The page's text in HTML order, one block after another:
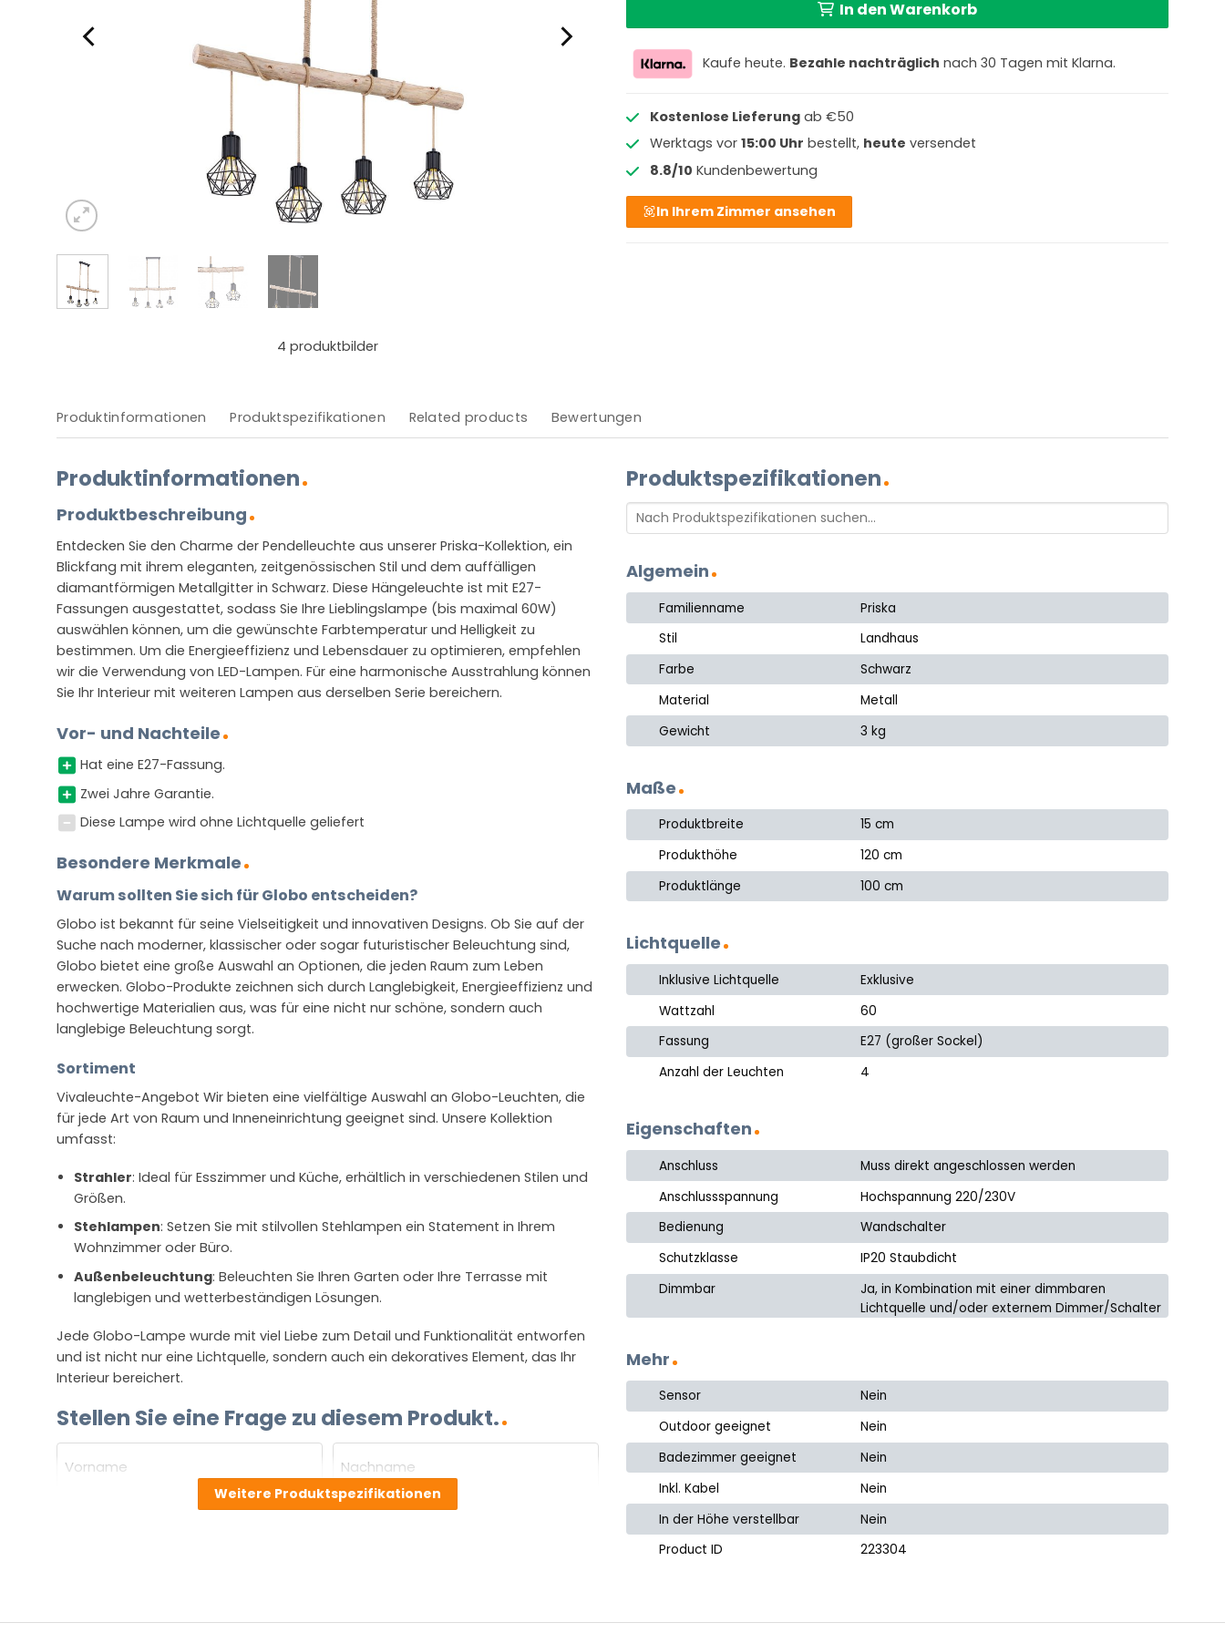
4 produktbilder
In den Warenkorb
Kaufe heute. Bezahle nachträglich nach 30 Tagen mit Klarna.
Kostenlose Lieferungab €50
Werktags vor 15:00 Uhr bestellt, heute versendet
8.8/10 Kundenbewertung
In Ihrem Zimmer ansehen
Produktinformationen Produktspezifikationen Related products Bewertungen
Produktinformationen
Produktbeschreibung
Entdecken Sie den Charme der Pendelleuchte aus unserer Priska-Kollektion, ein
Blickfang mit ihrem eleganten, zeitgenössischen Stil und dem auffälligen
diamantförmigen Metallgitter in Schwarz. Diese Hängeleuchte ist mit E27-
Fassungen ausgestattet, sodass Sie Ihre Lieblingslampe (bis maximal 60W)
auswählen können, um die gewünschte Farbtemperatur und Helligkeit zu
bestimmen. Um die Energieeffizienz und Lebensdauer zu optimieren, empfehlen
wir die Verwendung von LED-Lampen. Für eine harmonische Ausstrahlung können
Sie Ihr Interieur mit weiteren Lampen aus derselben Serie bereichern.
Vor- und Nachteile
Hat eine E27-Fassung.
Zwei Jahre Garantie.
Diese Lampe wird ohne Lichtquelle geliefert
Besondere Merkmale
Warum sollten Sie sich für Globo entscheiden?
Globo ist bekannt für seine Vielseitigkeit und innovativen Designs. Ob Sie auf der
Suche nach moderner, klassischer oder sogar futuristischer Beleuchtung sind,
Globo bietet eine große Auswahl an Optionen, die jeden Raum zum Leben
erwecken. Globo-Produkte zeichnen sich durch Langlebigkeit, Energieeffizienz und
hochwertige Materialien aus, was für eine nicht nur schöne, sondern auch
langlebige Beleuchtung sorgt.
Sortiment
Vivaleuchte-Angebot Wir bieten eine vielfältige Auswahl an Globo-Leuchten, die
für jede Art von Raum und Inneneinrichtung geeignet sind. Unsere Kollektion
umfasst:
Strahler: Ideal für Esszimmer und Küche, erhältlich in verschiedenen Stilen und
Größen.
Stehlampen: Setzen Sie mit stilvollen Stehlampen ein Statement in Ihrem
Wohnzimmer oder Büro.
Außenbeleuchtung: Beleuchten Sie Ihren Garten oder Ihre Terrasse mit
langlebigen und wetterbeständigen Lösungen.
Jede Globo-Lampe wurde mit viel Liebe zum Detail und Funktionalität entworfen
und ist nicht nur eine Lichtquelle, sondern auch ein dekoratives Element, das Ihr
Interieur bereichert.
Stellen Sie eine Frage zu diesem Produkt.
(ERFORDERLICH)
Nachname
haben
Weitere Produktspezifikationen
Produktspezifikationen
Algemein
Familienname
Priska
Stil
Landhaus
Farbe
Schwarz
Material
Metall
Gewicht
3 kg
Maße
Produktbreite
15 cm
Produkthöhe
120 cm
Produktlänge
100 cm
Lichtquelle
Inklusive Lichtquelle
Exklusive
Wattzahl
60
Fassung
E27 (großer Sockel)
Anzahl der Leuchten
4
Eigenschaften
Anschluss
Muss direkt angeschlossen werden
Anschlussspannung
Hochspannung 220/230V
Bedienung
Wandschalter
Schutzklasse
IP20 Staubdicht
Dimmbar
Ja, in Kombination mit einer dimmbaren
Lichtquelle und/oder externem Dimmer/Schalter
Mehr
Sensor
Nein
Outdoor geeignet
Nein
Badezimmer geeignet
Nein
Inkl. Kabel
Nein
In der Höhe verstellbar
Nein
Product ID
223304